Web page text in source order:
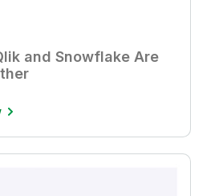
and Snowflake Are